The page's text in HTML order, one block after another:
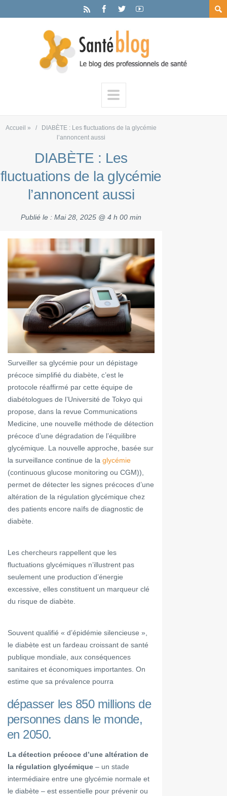
Accueil »
DIABÈTE : Les fluctuations de la glycémie
l’annoncent aussi
DIABÈTE : Les
fluctuations de la glycémie
l’annoncent aussi
Publié le : Mai 28, 2025 @ 4 h 00 min
Surveiller sa glycémie pour un dépistage
précoce simplifié du diabète, c’est le
protocole réaffirmé par cette équipe de
diabétologues de l’Université de Tokyo qui
propose, dans la revue Communications
Medicine, une nouvelle méthode de détection
précoce d’une dégradation de l’équilibre
glycémique. La nouvelle approche, basée sur
la surveillance continue de la glycémie
(continuous glucose monitoring ou CGM)),
permet de détecter les signes précoces d’une
altération de la régulation glycémique chez
des patients encore naïfs de diagnostic de
diabète.
Les chercheurs rappellent que les
fluctuations glycémiques n’illustrent pas
seulement une production d’énergie
excessive, elles constituent un marqueur clé
du risque de diabète.
Souvent qualifié « d’épidémie silencieuse »,
le diabète est un fardeau croissant de santé
publique mondiale, aux conséquences
sanitaires et économiques importantes. On
estime que sa prévalence pourra
dépasser les 850 millions de
personnes dans le monde,
en 2050.
La détection précoce d’une altération de
la régulation glycémique – un stade
intermédiaire entre une glycémie normale et
le diabète – est essentielle pour prévenir ou